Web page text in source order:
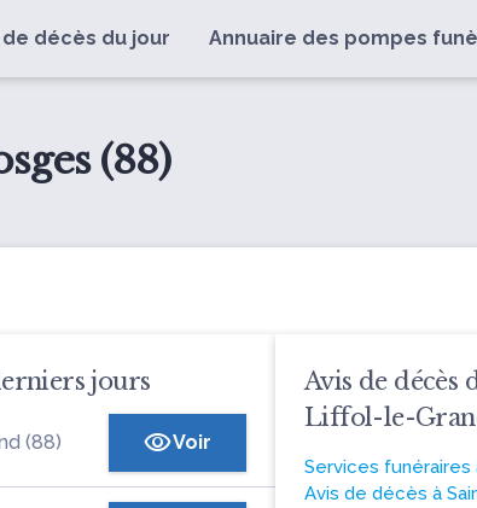
de décès du jour Annuaire des pompes
(88)
jours
(88) Voir
Avis de décès
Liffol-le-
Services funéraires
Avis de décès à